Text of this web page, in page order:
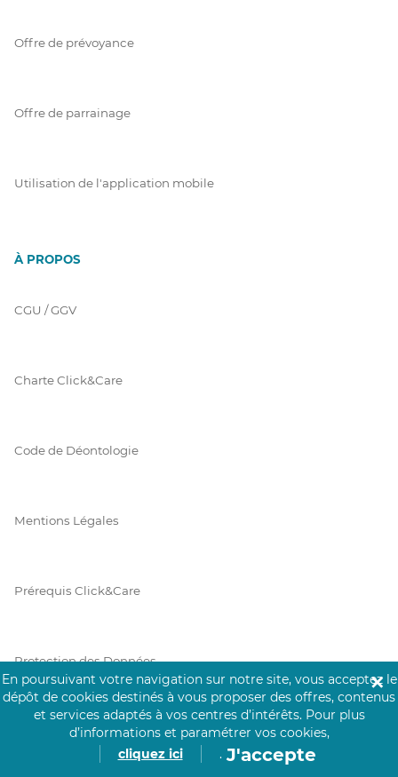
Offre de prévoyance
Offre de parrainage
Utilisation de l'application mobile
À PROPOS
CGU / GGV
Charte Click&Care
Code de Déontologie
Mentions Légales
Prérequis Click&Care
Protection des Données
Vie Privée
En poursuivant votre navigation sur notre site, vous acceptez le
dépôt de cookies destinés à vous proposer des offres, contenus
et services adaptés à vos centres d’intérêts. Pour plus
d’informations et paramétrer vos cookies,
cliquez ici
. J'accepte
✕